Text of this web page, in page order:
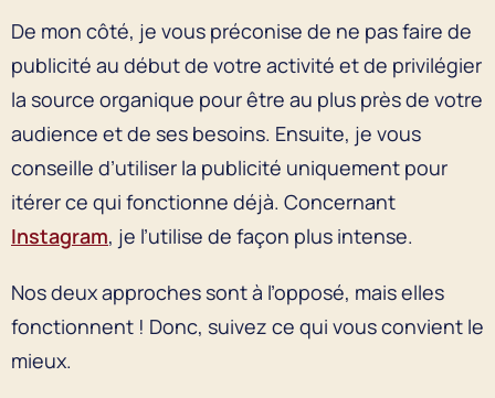
De mon côté, je vous préconise de ne pas faire de
publicité au début de votre activité et de privilégier
la source organique pour être au plus près de votre
audience et de ses besoins. Ensuite, je vous
conseille d’utiliser la publicité uniquement pour
itérer ce qui fonctionne déjà. Concernant
Instagram, je l’utilise de façon plus intense.
Nos deux approches sont à l’opposé, mais elles
fonctionnent ! Donc, suivez ce qui vous convient le
mieux.